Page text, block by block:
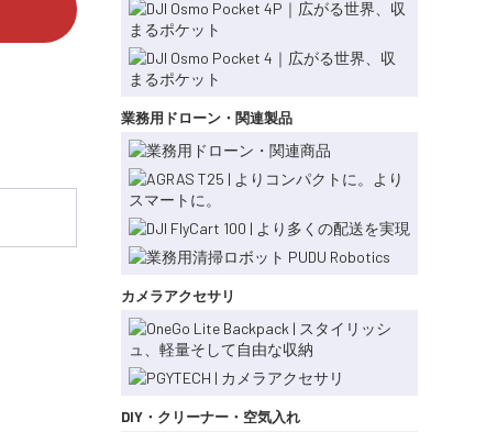
業務用ドローン・関連製品
カメラアクセサリ
DIY・クリーナー・空気入れ